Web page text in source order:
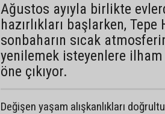
Ağustos ayıyla birlikte
hazırlıkları başlarken,
sonbaharın sıcak
yenilemek isteyenlere
öne çıkıyor.
Değişen yaşam alışkanlıkları